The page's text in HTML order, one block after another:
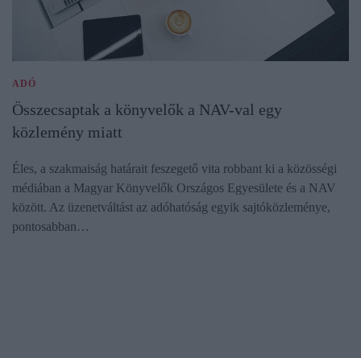
ADÓ
Összecsaptak a könyvelők a NAV-val egy
közlemény miatt
Éles, a szakmaiság határait feszegető vita robbant ki a közösségi
médiában a Magyar Könyvelők Országos Egyesülete és a NAV
között. Az üzenetváltást az adóhatóság egyik sajtóközleménye,
pontosabban…